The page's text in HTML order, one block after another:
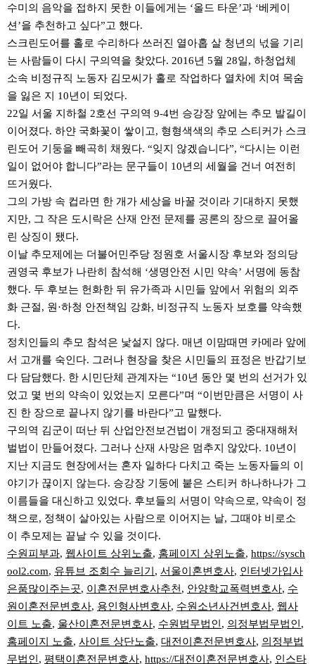
수미의 음악을 접하지 못한 이들에게는 ‘올드 타운’과 ‘베케이
션’을 추천하고 싶다”고 했다.
스크린도어를 홀로 수리하다 쓰러진 열아홉 살 청년의 넋을 기리
는 사람들이 다시 구의역을 찾았다. 2016년 5월 28일, 하청업체
소속 비정규직 노동자 김모씨가 홀로 작업하다 열차에 치여 목숨
을 잃은 지 10년이 되었다.
22일 서울 지하철 2호선 구의역 9-4번 승강장 앞에는 추모 발길이
이어졌다. 하얀 국화꽃이 쌓이고, 형형색색의 추모 스티커가 스크
린도어 기둥을 빼곡히 채웠다. “잊지 않겠습니다”, “다시는 이런
일이 없어야 합니다”라는 문구들이 10년의 세월을 건너 여전히
뜨거웠다.
그의 가방 속 컵라면 한 개가 세상을 바꿀 것이라 기대하지 못했
지만, 그 작은 도시락은 산재 안전 문제를 공론의 장으로 끌어올
린 상징이 됐다.
이날 추모제에는 더불어민주당 정원호 서울시장 후보와 정의당
권영국 후보가 나란히 참석해 ‘생명안전 시민 약속’ 서명에 동참
했다. 두 후보는 헌화한 뒤 유가족과 시민들 앞에서 위험의 외주
화 근절, 원·하청 안전책임 강화, 비정규직 노동자 보호를 약속했
다.
정치인들의 추모 참석은 낯설지 않다. 매년 이맘때면 카메라 앞에
서 고개를 숙인다. 그러나 현장을 찾은 시민들의 표정은 반갑기보
다 담담했다. 한 시민단체 관계자는 “10년 동안 몇 번의 선거가 있
었고 몇 번의 약속이 있었는지 모른다”며 “이번만큼은 서명이 사
진 한 장으로 끝나지 않기를 바란다”고 말했다.
구의역 김군이 떠난 뒤 산업안전보건법이 개정되고 중대재해처
벌법이 만들어졌다. 그러나 산재 사망은 멈추지 않았다. 10년이
지난 지금도 현장에서는 혼자 일하다 다치고 죽는 노동자들의 이
야기가 끊이지 않는다. 승강장 기둥에 붙은 스티커 하나하나가 그
이름들을 대신하고 있었다. 후보들의 서명이 약속으로, 약속이 정
책으로, 정책이 살아있는 사람으로 이어지는 날, 그때야 비로소
이 추모제는 끝날 수 있을 것이다.
수원피부과, 웹사이트 상위노출, 홈페이지 상위노출, https://sysch
ool2.com, 유튜브 조회수 늘리기 , 서울이혼변호사, 인터넷가입사
은품많이주는곳, 이혼전문변호사추천 , 안양학교폭력변호사, 수
원이혼전문변호사, 용인형사변호사, 수원소년사건변호사, 웹사
이트 노출, 울산이혼전문변호사, 수원법무법인 , 의정부법무법인 ,
홈페이지 노출, 사이트 상단노출, 대전이혼전문변호사, 의정부법
무법인 , 평택이혼전문변호사, https://대전이혼전문변호사, 인스타